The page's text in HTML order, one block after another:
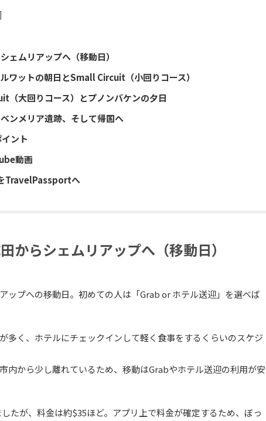
]
ェムリアップへ（移動日）
ワットの朝日とSmall Circuit（小回りコース）
（大回りコース）とプノンバケンの夕日
ンメリア遺跡、そして帰国へ
ント
動画
TravelPassportへ
からシェムリアップへ（移動日）
ップへの移動日。初めての人は「Grab or ホテル送迎」を選べば
多く、ホテルにチェックインして軽く食事をするくらいのスケジ
内から少し離れているため、移動はGrabやホテル送迎の利用が安
たが、料金は約$35ほど。アプリ上で料金が確定するため、ぼっ